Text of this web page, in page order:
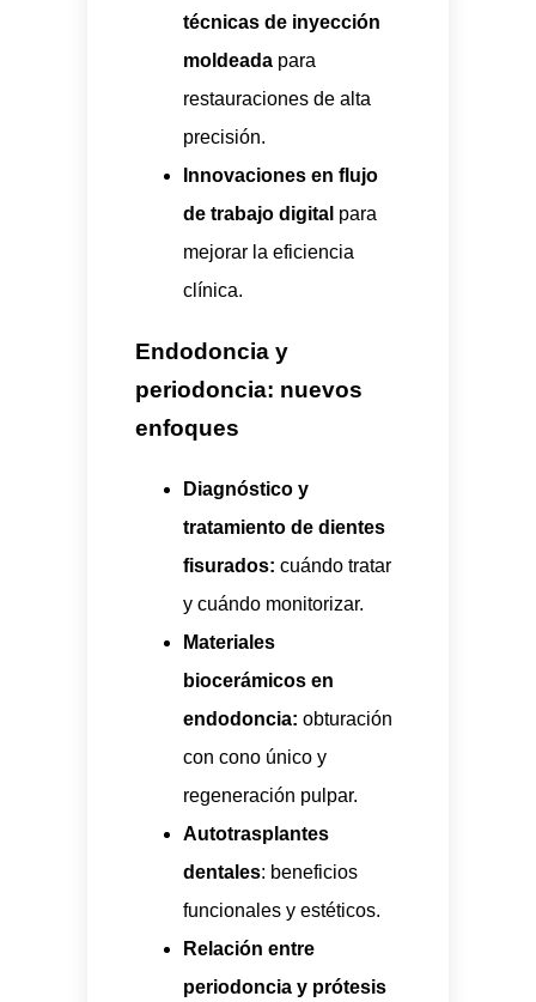
técnicas de inyección
moldeada para
restauraciones de alta
precisión.
Innovaciones en flujo
de trabajo digital para
mejorar la eficiencia
clínica.
Endodoncia y
periodoncia: nuevos
enfoques
Diagnóstico y
tratamiento de dientes
fisurados: cuándo tratar
y cuándo monitorizar.
Materiales
biocerámicos en
endodoncia: obturación
con cono único y
regeneración pulpar.
Autotrasplantes
dentales: beneficios
funcionales y estéticos.
Relación entre
periodoncia y prótesis